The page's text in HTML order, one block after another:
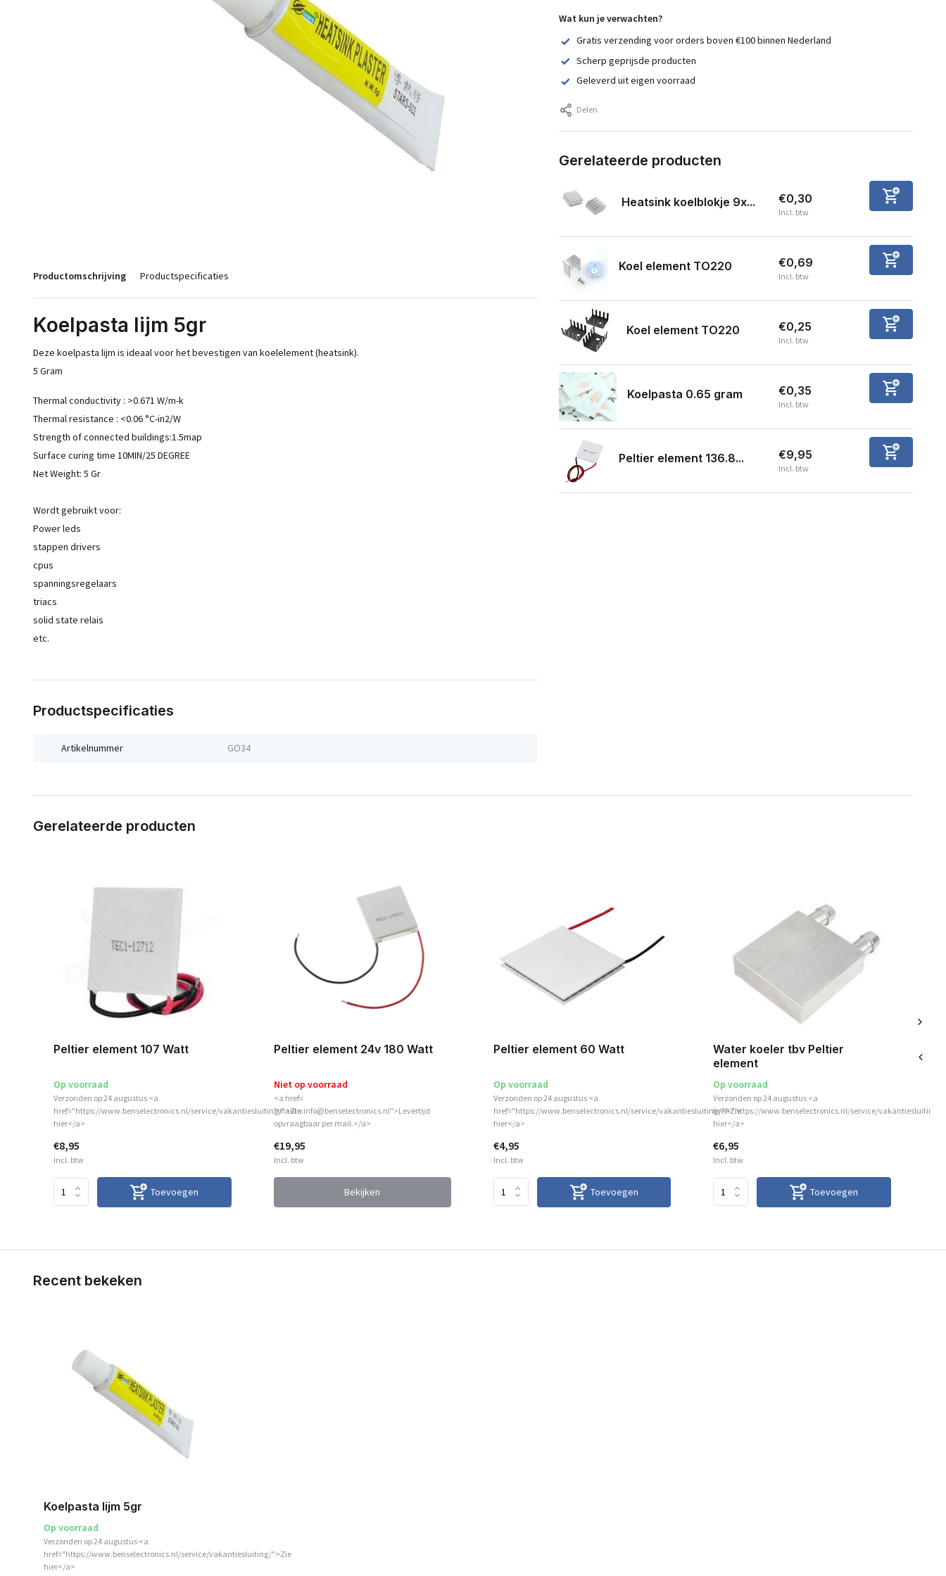
Productomschrijving Productspecificaties
Koelpasta lijm 5gr
Deze koelpasta lijm is ideaal voor het bevestigen van koelelement (heatsink).
5 Gram
Thermal conductivity : >0.671 W/m-k
Thermal resistance : <0.06 °C-in2/W
Strength of connected buildings:1.5map
Surface curing time 10MIN/25 DEGREE
Net Weight: 5 Gr
Wordt gebruikt voor:
Power leds
stappen drivers
cpus
spanningsregelaars
triacs
solid state relais
etc.
Productspecificaties
Artikelnummer GO34
Wat kun je verwachten?
Gratis verzending voor orders boven €100 binnen Nederland
Scherp geprijsde producten
Geleverd uit eigen voorraad
Delen
Gerelateerde producten
Heatsink koelblokje 9x... €0,30
Incl. btw
Koel element TO220 €0,69
Incl. btw
Koel element TO220 €0,25
Incl. btw
Koelpasta 0.65 gram €0,35
Incl. btw
Peltier element 136.8... €9,95
Incl. btw
Gerelateerde producten
Peltier element 107 Watt
Op voorraad
Verzonden op 24 augustus <a
href="https://www.benselectronics.nl/service/vakantiesluiting/">Zie
hier</a>
€8,95
Incl. btw
Toevoegen
Peltier element 24v 180 Watt
Niet op voorraad
<a href=
"mailto:info@benselectronics.nl">Levertijd
opvraagbaar per mail.</a>
€19,95
Incl. btw
Bekijken
Peltier element 60 Watt
Op voorraad
Verzonden op 24 augustus <a
href="https://www.benselectronics.nl/service/vakantiesluiting/">Zie
hier</a>
€4,95
Incl. btw
Toevoegen
Water koeler tbv Peltier
element
Op voorraad
Verzonden op 24 augustus <a
href="https://www.benselectronics.nl/service/vakantiesluiting/
hier</a>
€6,95
Incl. btw
Toevoegen
Recent bekeken
Koelpasta lijm 5gr
Op voorraad
Verzonden op 24 augustus <a
href="https://www.benselectronics.nl/service/vakantiesluiting/">Zie
hier</a>